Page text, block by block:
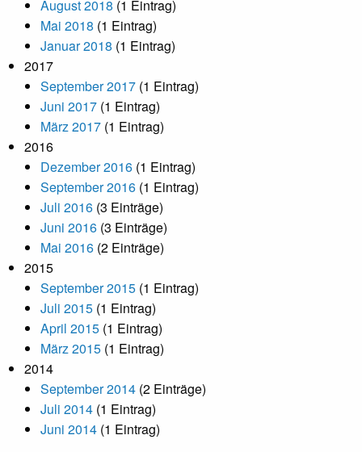
August 2018 (1 Eintrag)
Mai 2018 (1 Eintrag)
Januar 2018 (1 Eintrag)
2017
September 2017 (1 Eintrag)
Juni 2017 (1 Eintrag)
März 2017 (1 Eintrag)
2016
Dezember 2016 (1 Eintrag)
September 2016 (1 Eintrag)
Juli 2016 (3 Einträge)
Juni 2016 (3 Einträge)
Mai 2016 (2 Einträge)
2015
September 2015 (1 Eintrag)
Juli 2015 (1 Eintrag)
April 2015 (1 Eintrag)
März 2015 (1 Eintrag)
2014
September 2014 (2 Einträge)
Juli 2014 (1 Eintrag)
Juni 2014 (1 Eintrag)